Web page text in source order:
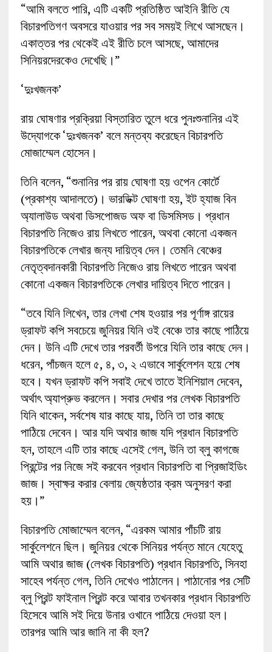
“আমি বলতে পারি, এটি একটি প্রতিষ্ঠিত আইনি রীতি যে
বিচারপতিগণ অবসরে যাওয়ার পর সব সময়ই লিখে আসছেন।
একাত্তর পর থেকেই এই রীতি চলে আসছে, আমাদের
সিনিয়রদেরকেও দেখেছি।”
‘দুঃখজনক’
রায় ঘোষণার প্রক্রিয়া বিস্তারিত তুলে ধরে পুনঃশুনানির এই
উদ্যোগকে ‘দুঃখজনক’ বলে মন্তব্য করেছেন বিচারপতি
মোজাম্মেল হোসেন।
তিনি বলেন, “শুনানির পর রায় ঘোষণা হয় ওপেন কোর্টে
(প্রকাশ্য আদালতে)। ভারডিক্ট ঘোষণা হয়, ইট হ্যাজ বিন
অ্যালাউড অথবা ডিসপোজড অফ বা ডিসমিসড। প্রধান
বিচারপতি নিজেও রায় লিখতে পারেন, অথবা কোনো একজন
বিচারপতিকে লেখার জন্য দায়িত্ব দেন। তেমনি বেঞ্চের
নেতৃত্বদানকারী বিচারপতি নিজেও রায় লিখতে পারেন অথবা
কোনো একজন বিচারপতিকে লেখার দায়িত্ব দিতে পারেন।
“তবে যিনি লিখেন, তার লেখা শেষ হওয়ার পর পূর্ণাঙ্গ রায়ের
ড্রাফট কপি সবচেয়ে জুনিয়র যিনি ওই বেঞ্চে তার কাছে পাঠিয়ে
দেন। উনি এটি দেখে তার পরবর্তী উপরে যিনি তার কাছে দেন।
ধরেন, পাঁচজন হলে ৫, ৪, ৩, ২ এভাবে সার্কুলেশন হয়ে শেষ
হবে। যখন ড্রাফট কপি সবাই দেখে তাতে ইনিশিয়াল দেবেন,
অর্থাৎ অ্যাপ্রুভ করলেন। সবার দেখার পর লেখক বিচারপতি
যিনি থাকেন, সর্বশেষ যার কাছে যায়, তিনি তা তার কাছে
পাঠিয়ে দেবেন। আর যদি অথার জাজ যদি প্রধান বিচারপতি
হন, তাহলে এটি তার কাছে এসেই গেল, উনি তা ব্লু কাগজে
প্রিন্টের পর নিজে সই করবেন প্রধান বিচারপতি বা প্রিজাইডিং
জাজ। স্বাক্ষর করার বেলায় জ্যেষ্ঠতার ক্রম অনুসরণ করা
হয়।”
বিচারপতি মোজাম্মেল বলেন, “এরকম আমার পাঁচটি রায়
সার্কুলেশনে ছিল। জুনিয়র থেকে সিনিয়র পর্যন্ত মানে যেহেতু
আমি অথার জাজ (লেখক বিচারপতি) প্রধান বিচারপতি, সিনহা
সাহেব পর্যন্ত গেল, তিনি দেখেও পাঠালেন। পাঠানোর পর সেটি
ব্লু প্রিন্ট ফাইনাল প্রিন্ট করে আবার তখনকার প্রধান বিচারপতি
হিসেবে আমি সই দিয়ে উনার ওখানে পাঠিয়ে দেওয়া হল।
তারপর আমি আর জানি না কী হল?